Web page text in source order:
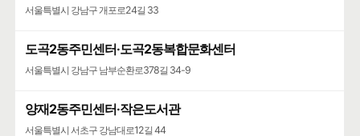
서울특별시 강남구 개포로24길 33
도곡2동주민센터·도곡2동복합문화센터
서울특별시 강남구 남부순환로378길 34-9
양재2동주민센터·작은도서관
서울특별시 서초구 강남대로12길 44